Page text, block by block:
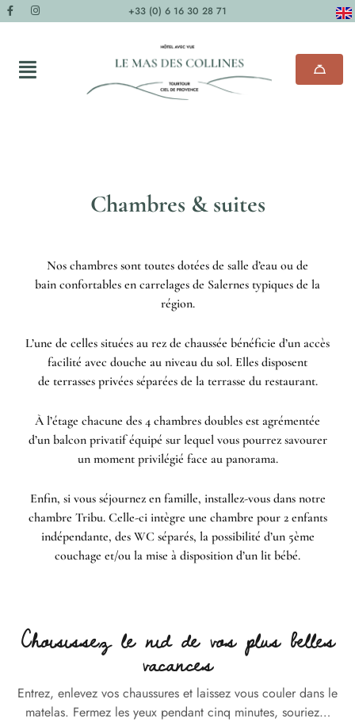
+33 (0) 6 16 30 28 71
Chambres & suites
Nos chambres sont toutes dotées de salle d’eau ou de
bain confortables en carrelages de Salernes typiques de la
région.
L’une de celles situées au rez de chaussée bénéficie d’un accès
facilité avec douche au niveau du sol. Elles disposent
de terrasses privées séparées de la terrasse du restaurant.
À l’étage chacune des 4 chambres doubles est agrémentée
d’un balcon privatif équipé sur lequel vous pourrez savourer
un moment privilégié face au panorama.
Enfin, si vous séjournez en famille, installez-vous dans notre
chambre Tribu. Celle-ci intègre une chambre pour 2 enfants
indépendante, des WC séparés, la possibilité d’un 5ème
couchage et/ou la mise à disposition d’un lit bébé.
Choisissez le nid de vos plus belles
vacances
Entrez, enlevez vos chaussures et laissez vous couler dans le
matelas. Fermez les yeux pendant cinq minutes, souriez…